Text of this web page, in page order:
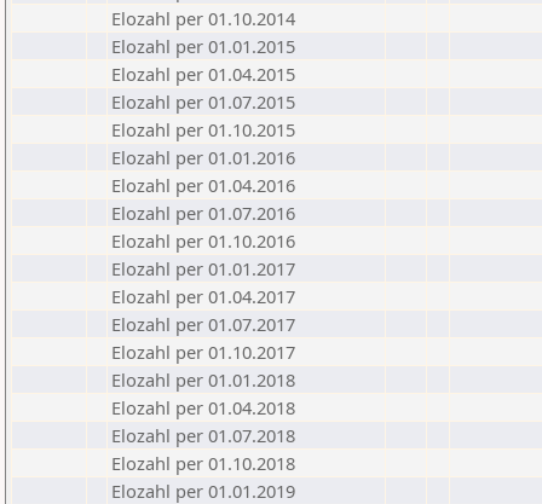
Elozahl per 01.10.2014
Elozahl per 01.01.2015
Elozahl per 01.04.2015
Elozahl per 01.07.2015
Elozahl per 01.10.2015
Elozahl per 01.01.2016
Elozahl per 01.04.2016
Elozahl per 01.07.2016
Elozahl per 01.10.2016
Elozahl per 01.01.2017
Elozahl per 01.04.2017
Elozahl per 01.07.2017
Elozahl per 01.10.2017
Elozahl per 01.01.2018
Elozahl per 01.04.2018
Elozahl per 01.07.2018
Elozahl per 01.10.2018
Elozahl per 01.01.2019